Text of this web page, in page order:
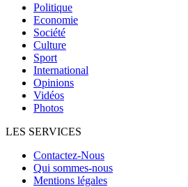
Politique
Economie
Société
Culture
Sport
International
Opinions
Vidéos
Photos
LES SERVICES
Contactez-Nous
Qui sommes-nous
Mentions légales